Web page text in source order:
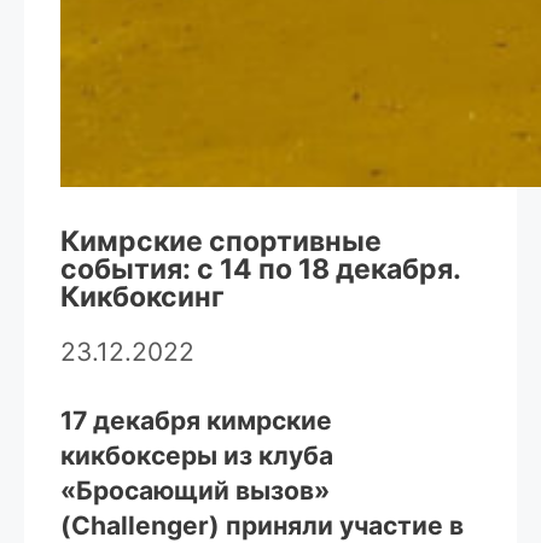
Кимрские спортивные
события: с 14 по 18 декабря.
Кикбоксинг
23.12.2022
17 декабря кимрские
кикбоксеры из клуба
«Бросающий вызов»
(Challenger) приняли участие в